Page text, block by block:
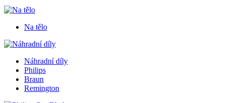
Na tělo
Náhradní díly
Philips
Braun
Remington